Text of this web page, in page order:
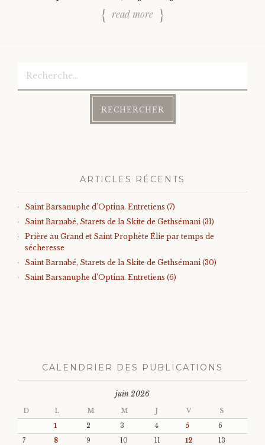
read more
ARTICLES RÉCENTS
Saint Barsanuphe d’Optina. Entretiens (7)
Saint Barnabé, Starets de la Skite de Gethsémani (31)
Prière au Grand et Saint Prophète Élie par temps de
sécheresse
Saint Barnabé, Starets de la Skite de Gethsémani (30)
Saint Barsanuphe d’Optina. Entretiens (6)
CALENDRIER DES PUBLICATIONS
juin 2026
D L M M J V S
1 2 3 4 5
6
7
8 9 10 11 12
13